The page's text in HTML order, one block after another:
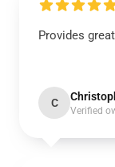
Provides
C
Verified